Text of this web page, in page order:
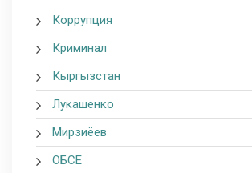
Коррупция
Криминал
Кыргызстан
Лукашенко
Мирзиёев
ОБСЕ